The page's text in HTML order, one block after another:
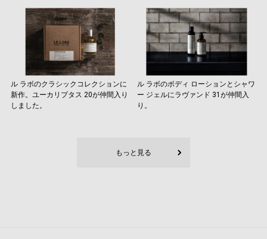
ル ラボのクラシックコレクションに
新作。ユーカリプタス 20が仲間入り
しました。
ル ラボのボディ ローションとシャワ
ー ジェルにラヴァンド 31が仲間入
り。
もっと見る